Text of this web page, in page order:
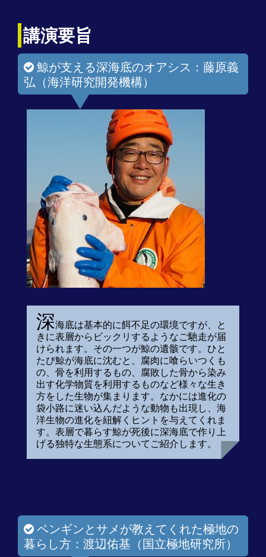
講演要旨
鯨が支える深海底のオアシス：藤原義
弘（海洋研究開発機構）
深海底は基本的に餌不足の環境ですが、と
きに表層からビックリするようなご馳走が届
けられます。その一つが鯨の遺骸です。ひと
たび鯨が海底に沈むと、腐肉に喰らいつくも
の、骨を利用するもの、腐敗した骨から染み
出す化学物質を利用するものなど様々な生き
方をした生物が集まります。なかには進化の
袋小路に迷い込んだような動物も出現し、海
洋生物の進化を紐解くヒントを与えてくれま
す。表層で暮らす鯨が死後に深海底で作り上
げる独特な生態系についてご紹介します。
ペンギンとサメが教えてくれた極地の
暮らし方：渡辺佑基（国立極地研究所）